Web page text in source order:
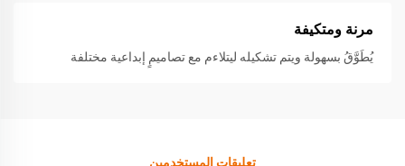
مرنة ومتكيفة
يُطَوَّقُ بسهولة ويتم تشكيله ليتلاءم مع تصاميمٍ إبداعية مختلفة
تعليقات المستخدمين